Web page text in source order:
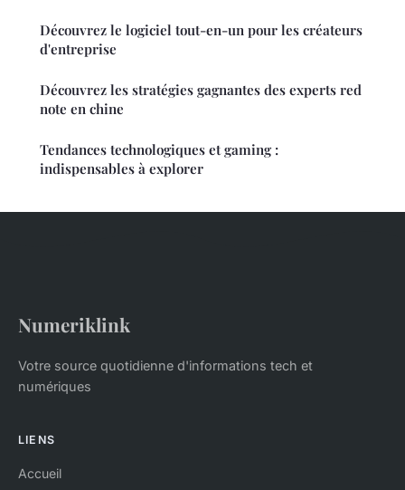
Découvrez le logiciel tout-en-un pour les créateurs
d'entreprise
Découvrez les stratégies gagnantes des experts red
note en chine
Tendances technologiques et gaming :
indispensables à explorer
Numeriklink
Votre source quotidienne d'informations tech et
numériques
LIENS
Accueil